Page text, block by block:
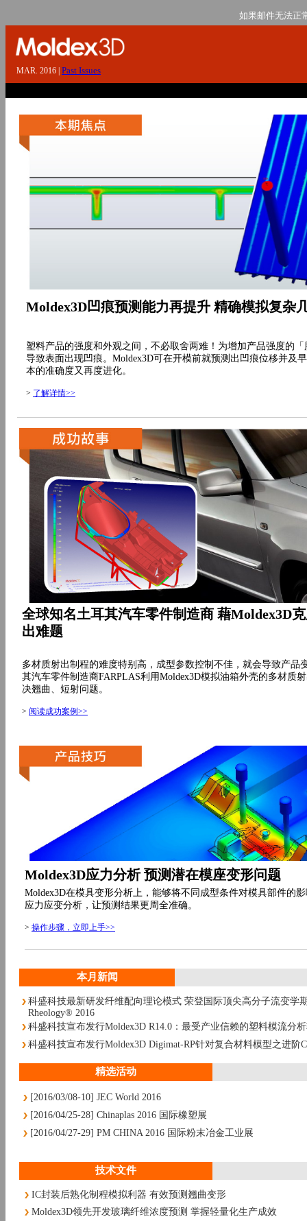
如果邮件无法正
MAR. 2016 | Past Issues
Moldex3D凹痕预测能力再提升 精确模拟复杂
塑料产品的强度和外观之间，不必取舍两难！为增加产品强度的
导致表面出现凹痕。Moldex3D可在开模前就预测出凹痕位移并及
本的准确度又再度进化。
> 了解详情>>
全球知名土耳其汽车零件制造商 藉Moldex3D
出难题
多材质射出制程的难度特别高，成型参数控制不佳，就会导致产品
其汽车零件制造商FARPLAS利用Moldex3D模拟油箱外壳的多材质
决翘曲、短射问题。
> 阅读成功案例>>
Moldex3D应力分析 预测潜在模座变形问题
Moldex3D在模具变形分析上，能够将不同成型条件对模具部件的
应力应变分析，让预测结果更周全准确。
> 操作步骤，立即上手>>
本月新闻
科盛科技最新研发纤维配向理论模式 荣登国际顶尖高分子流变学
Rheology® 2016
科盛科技宣布发行Moldex3D R14.0：最受产业信赖的塑料模流分
科盛科技宣布发行Moldex3D Digimat-RP针对复合材料模型之进阶
精选活动
[2016/03/08-10] JEC World 2016
[2016/04/25-28] Chinaplas 2016 国际橡塑展
[2016/04/27-29] PM CHINA 2016 国际粉末冶金工业展
技术文件
IC封装后熟化制程模拟利器 有效预测翘曲变形
Moldex3D领先开发玻璃纤维浓度预测 掌握轻量化生产成效